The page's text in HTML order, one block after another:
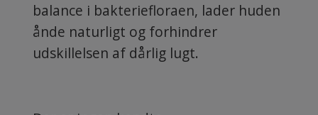
balance i bakteriefloraen, lader huden
ånde naturligt og forhindrer
udskillelsen af dårlig lugt.